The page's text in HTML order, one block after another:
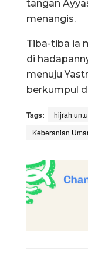
tangan
menangis.
Tiba-tiba ia
di
menuju
berkumpul
Tags:
hijrah
Keberanian